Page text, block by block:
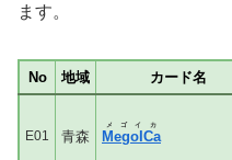
ます。
No 地域 カード名
E01 青森 MegoICa
メゴイカ